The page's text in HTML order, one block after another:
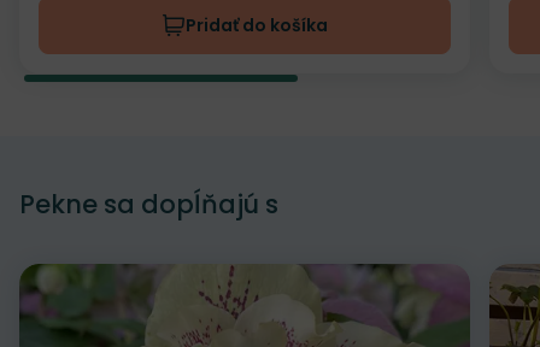
Pridať do košíka
Pekne sa dopĺňajú s